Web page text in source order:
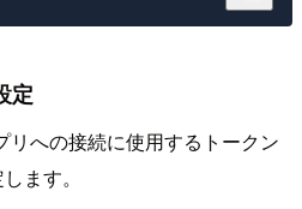
定
リへの接続に使用するトークン
ます。